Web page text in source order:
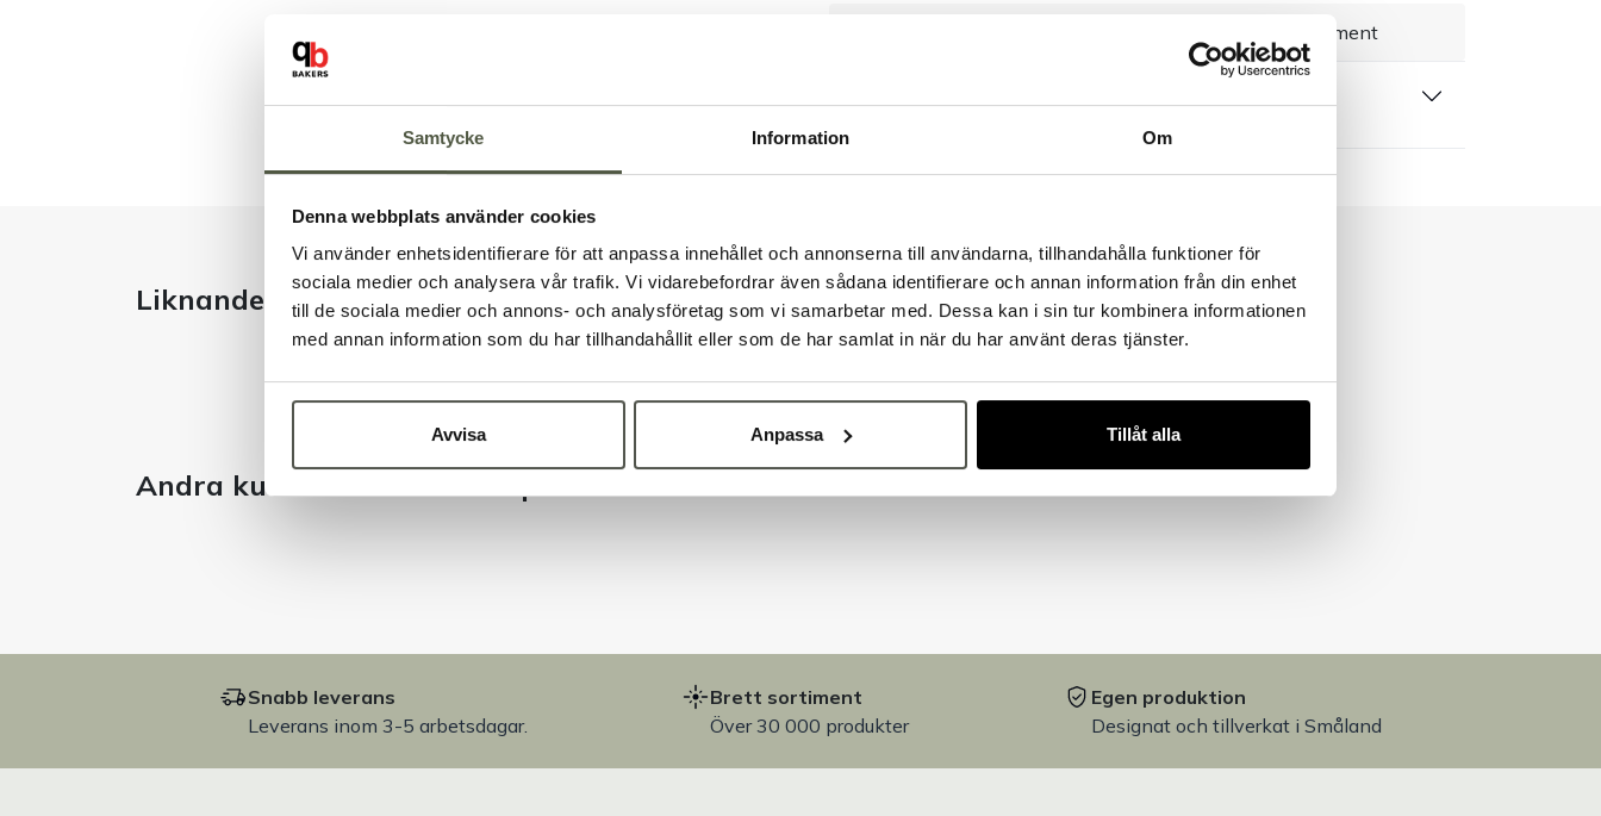
Samtycke Information Om
Denna webbplats använder cookies
Vi använder enhetsidentifierare för att anpassa innehållet och annonserna till användarna, tillhandahålla funktioner för
sociala medier och analysera vår trafik. Vi vidarebefordrar även sådana identifierare och annan information från din enhet
till de sociala medier och annons- och analysföretag som vi samarbetar med. Dessa kan i sin tur kombinera informationen
med annan information som du har tillhandahållit eller som de har samlat in när du har använt deras tjänster.
Avvisa Anpassa Tillåt alla
Brett sortiment
Dokument & produktblad
Liknande produkter
Andra kunder tittade även på
Snabb leverans
Leverans inom 3-5 arbetsdagar.
Brett sortiment
Över 30 000 produkter
Egen produktion
Designat och tillverkat i Småland
Välkommen till Bakers!
Handlar du som företag eller privatperson?
Fortsätt som privatperson
Fortsätt som företag